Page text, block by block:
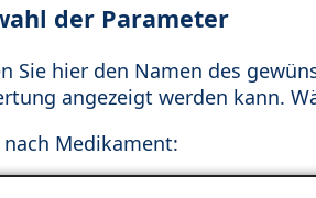
der Parameter
Sie hier den Namen des
angezeigt werden kann.
nach Medikament: